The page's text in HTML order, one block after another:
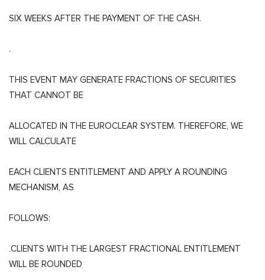
SIX WEEKS AFTER THE PAYMENT OF THE CASH.
.
THIS EVENT MAY GENERATE FRACTIONS OF SECURITIES
THAT CANNOT BE
ALLOCATED IN THE EUROCLEAR SYSTEM. THEREFORE, WE
WILL CALCULATE
EACH CLIENTS ENTITLEMENT AND APPLY A ROUNDING
MECHANISM, AS
FOLLOWS:
.CLIENTS WITH THE LARGEST FRACTIONAL ENTITLEMENT
WILL BE ROUNDED